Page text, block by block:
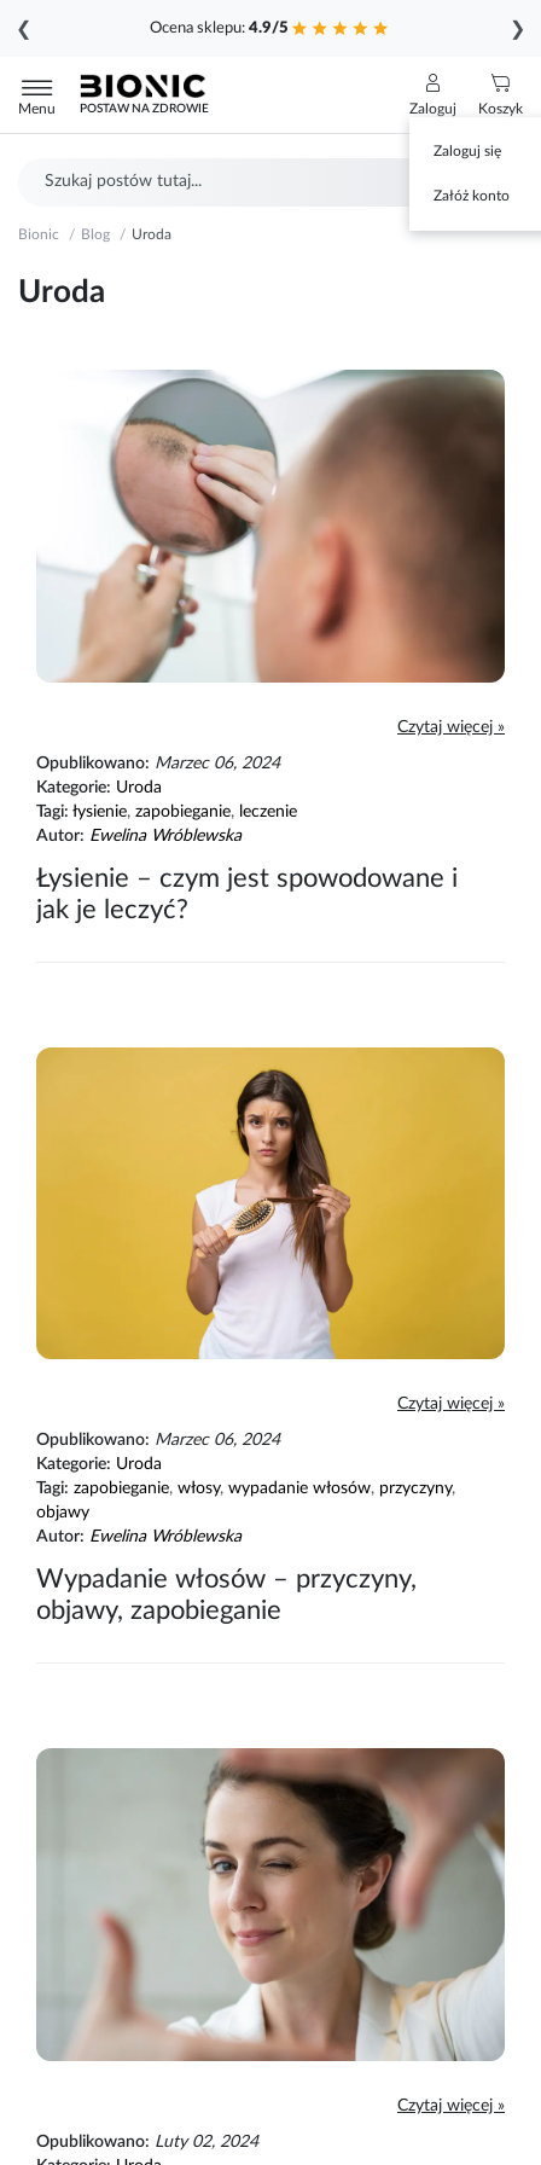
Ocena sklepu: 4.9/5
❮ ❯
do
treści
Menu POSTAW NA ZDROWIE Zaloguj
Zaloguj się
Załóż konto
Koszyk
Bionic Blog Uroda
Uroda
Czytaj więcej »
Opublikowano: Marzec 06, 2024
Kategorie: Uroda
Tagi: łysienie, zapobieganie, leczenie
Autor: Ewelina Wróblewska
Łysienie – czym jest spowodowane i
jak je leczyć?
Czytaj więcej »
Opublikowano: Marzec 06, 2024
Kategorie: Uroda
Tagi: zapobieganie, włosy, wypadanie włosów, przyczyny,
objawy
Autor: Ewelina Wróblewska
Wypadanie włosów – przyczyny,
objawy, zapobieganie
Czytaj więcej »
Opublikowano: Luty 02, 2024